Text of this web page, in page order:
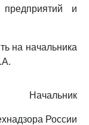
и
на начальника
Начальник
России